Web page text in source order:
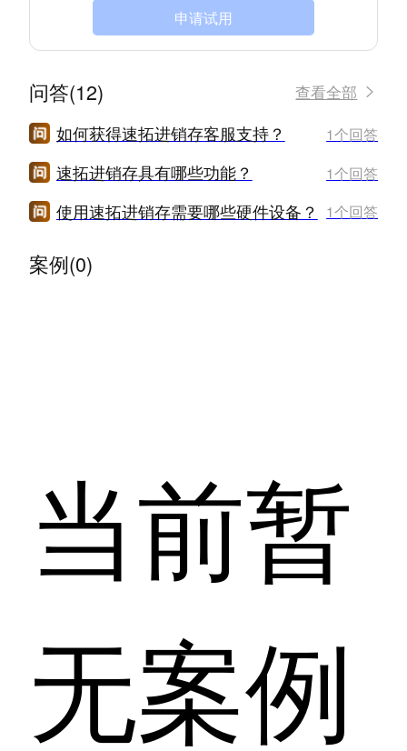
申请试用
问答(12) 查看全部
如何获得速拓进销存客服支持？ 1个回答
速拓进销存具有哪些功能？ 1个回答
使用速拓进销存需要哪些硬件设备？ 1个回答
案例(0)
当前暂
无案例